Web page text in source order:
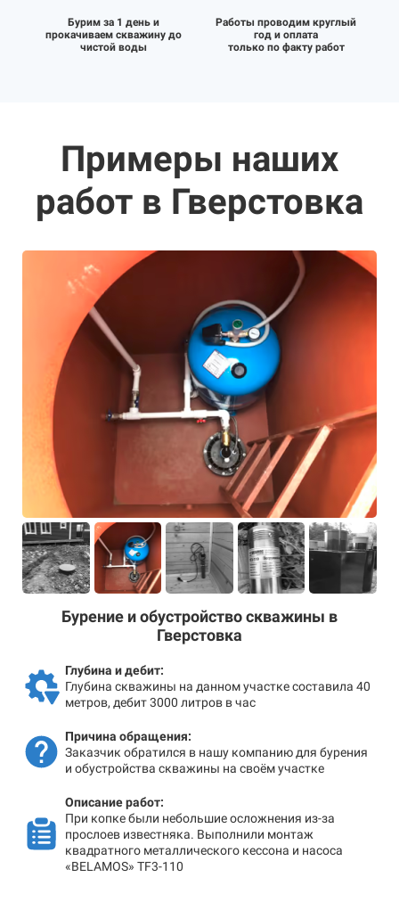
Бурим за 1 день и
прокачиваем скважину до
чистой воды
Работы проводим круглый
год и оплата
только по факту работ
Примеры наших
работ в Гверстовка
Бурение и обустройство скважины в
Гверстовка
Глубина и дебит:
Глубина скважины на данном участке составила 40
метров, дебит 3000 литров в час
Причина обращения:
Заказчик обратился в нашу компанию для бурения
и обустройства скважины на своём участке
Описание работ:
При копке были небольшие осложнения из-за
прослоев известняка. Выполнили монтаж
квадратного металлического кессона и насоса
«BELAMOS» TF3-110